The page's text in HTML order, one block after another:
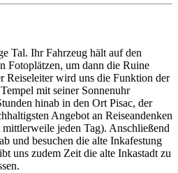
Tal. Ihr Fahrzeug hält auf den
Fotoplätzen, um dann die Ruine
Reiseleiter wird uns die Funktion der
mit seiner Sonnenuhr
hinab in den Ort Pisac, der
Angebot an Reiseandenken
jeden Tag). Anschließend
und besuchen die alte Inkafestung
uns zudem Zeit die alte Inkastadt zu